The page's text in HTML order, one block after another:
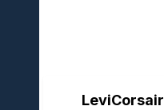
LeviCorsair